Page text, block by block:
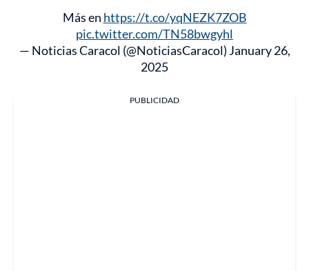
Más en https://t.co/yqNEZK7ZOB
pic.twitter.com/TN58bwgyhl
— Noticias Caracol (@NoticiasCaracol) January 26,
2025
PUBLICIDAD